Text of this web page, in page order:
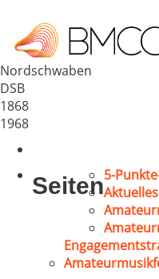
Deutschland
79618
Nordschwaben
DSB
1868
1968
Seiten5-